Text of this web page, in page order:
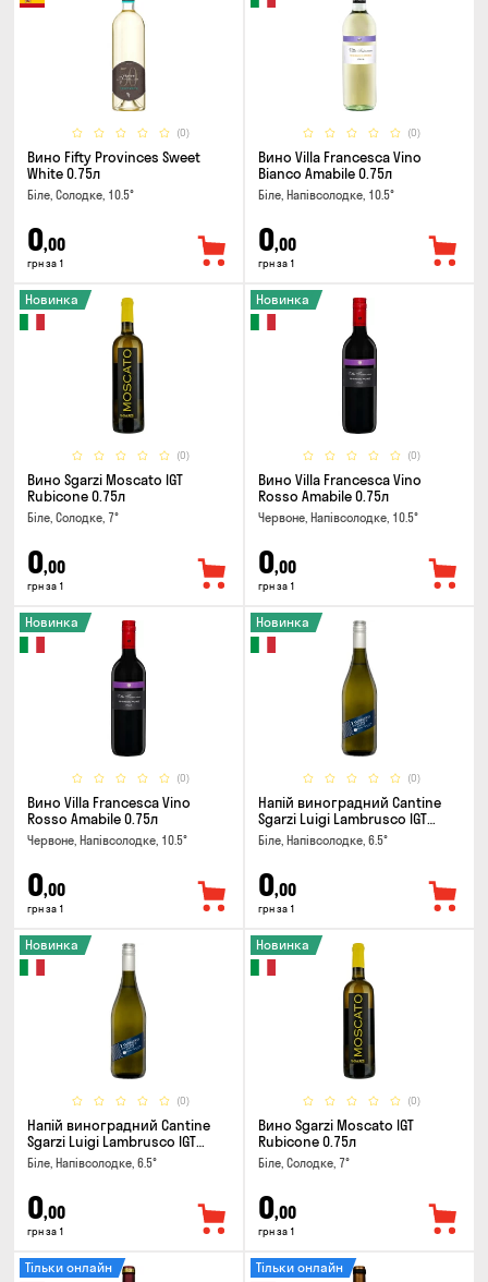
(0)
Вино Fifty Provinces Sweet
White 0.75л
Біле, Солодке, 10.5°
0,00
грн за 1
(0)
Вино Villa Francesca Vino
Bianco Amabile 0.75л
Біле, Напівсолодке, 10.5°
0,00
грн за 1
(0)
Новинка
Вино Sgarzi Moscato IGT
Rubicone 0.75л
Біле, Солодке, 7°
0,00
грн за 1
(0)
Новинка
Вино Villa Francesca Vino
Rosso Amabile 0.75л
Червоне, Напівсолодке, 10.5°
0,00
грн за 1
(0)
Новинка
Вино Villa Francesca Vino
Rosso Amabile 0.75л
Червоне, Напівсолодке, 10.5°
0,00
грн за 1
(0)
Новинка
Напій виноградний Cantine
Sgarzi Luigi Lambrusco IGT
Emilia Bianca Frizziante 0.75л
Біле, Напівсолодке, 6.5°
0,00
грн за 1
(0)
Новинка
Напій виноградний Cantine
Sgarzi Luigi Lambrusco IGT
Emilia Bianca Frizziante 0.75л
Біле, Напівсолодке, 6.5°
0,00
грн за 1
(0)
Новинка
Вино Sgarzi Moscato IGT
Rubicone 0.75л
Біле, Солодке, 7°
0,00
грн за 1
Тільки онлайн Тільки онлайн